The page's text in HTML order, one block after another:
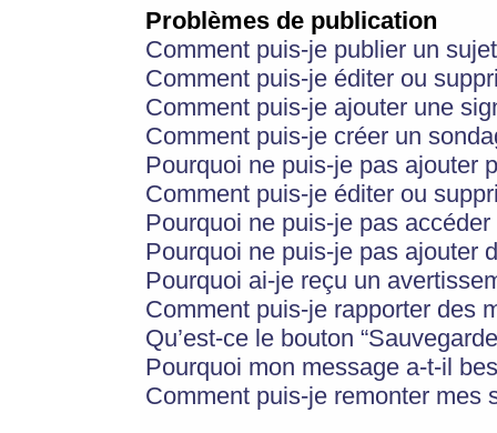
Problèmes de publication
Comment puis-je publier un
Comment puis-je éditer ou
Comment puis-je ajouter une
Comment puis-je créer un
Pourquoi ne puis-je pas ajouter
Comment puis-je éditer ou
Pourquoi ne puis-je pas
Pourquoi ne puis-je pas ajouter
Pourquoi ai-je reçu un
Comment puis-je rapporter des
Qu’est-ce le bouton
Pourquoi mon message a-t-il
Comment puis-je remonter mes